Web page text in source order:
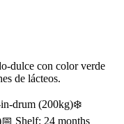
dulce con color verde
de lácteos.
drum (200kg)❄️
📅 Shelf: 24 months